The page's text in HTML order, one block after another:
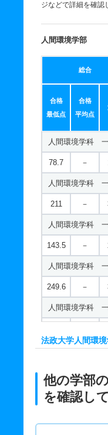
ジなどで詳細を確認
人間環境学部
総合
合格
最低点
合格
平均点
人間環境学科
78.7 －
人間環境学科
211 －
人間環境学科
143.5 －
人間環境学科
249.6 －
人間環境学科
法政大学人間環
他の学部
を確認し